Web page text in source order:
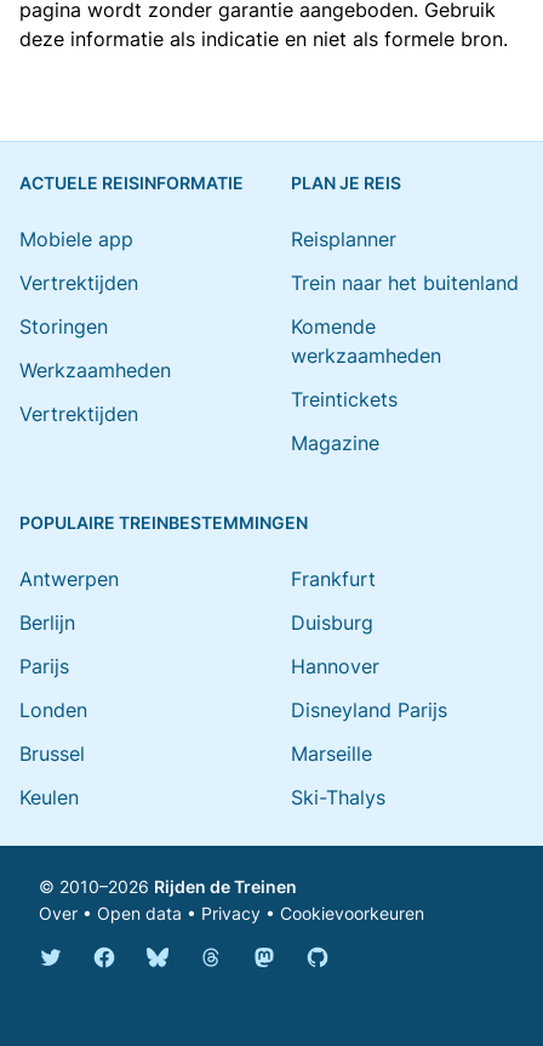
pagina wordt zonder garantie aangeboden. Gebruik
deze informatie als indicatie en niet als formele bron.
ACTUELE REISINFORMATIE
Mobiele app
Vertrektijden
Storingen
Werkzaamheden
Vertrektijden
PLAN JE REIS
Reisplanner
Trein naar het buitenland
Komende
werkzaamheden
Treintickets
Magazine
POPULAIRE TREINBESTEMMINGEN
Antwerpen
Berlijn
Parijs
Londen
Brussel
Keulen
Frankfurt
Duisburg
Hannover
Disneyland Parijs
Marseille
Ski-Thalys
© 2010–2026 Rijden de Treinen
Over • Open data • Privacy • Cookievoorkeuren